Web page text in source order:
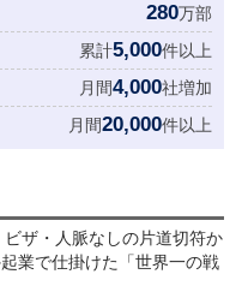
280万部
累計5,000件以上
月間4,000社増加
月間20,000件以上
ザ・人脈なしの片道切符か
業で仕掛けた「世界一の戦